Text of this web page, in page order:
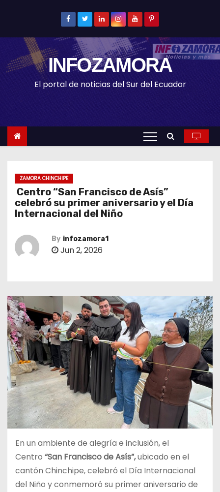
t
e
INFOZAMORA
El portal de noticias del Sur del Ecuador
ZAMORA CHINCHIPE
Centro “San Francisco de Asís”
celebró su primer aniversario y el Día
Internacional del Niño
By infozamora1
Jun 2, 2026
En un ambiente de alegría e inclusión, el
Centro “San Francisco de Asís”,ubicado en el
cantón Chinchipe, celebró el Día Internacional
del Niño y conmemoró su primer aniversario de